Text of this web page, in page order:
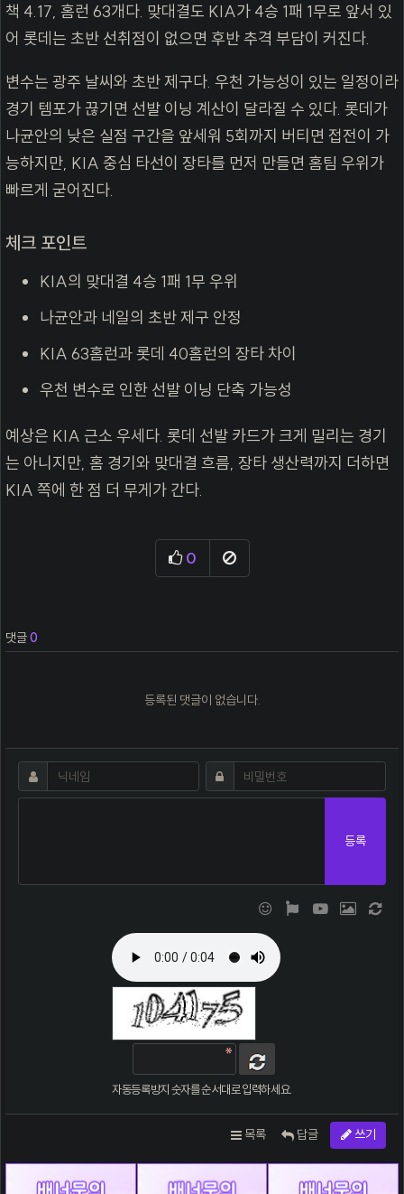
책 4.17, 홈런 63개다. 맞대결도 KIA가 4승 1패 1무로 앞서 있
어 롯데는 초반 선취점이 없으면 후반 추격 부담이 커진다.
변수는 광주 날씨와 초반 제구다. 우천 가능성이 있는 일정이라
경기 템포가 끊기면 선발 이닝 계산이 달라질 수 있다. 롯데가
나균안의 낮은 실점 구간을 앞세워 5회까지 버티면 접전이 가
능하지만, KIA 중심 타선이 장타를 먼저 만들면 홈팀 우위가
빠르게 굳어진다.
체크 포인트
KIA의 맞대결 4승 1패 1무 우위
나균안과 네일의 초반 제구 안정
KIA 63홈런과 롯데 40홈런의 장타 차이
우천 변수로 인한 선발 이닝 단축 가능성
예상은 KIA 근소 우세다. 롯데 선발 카드가 크게 밀리는 경기
는 아니지만, 홈 경기와 맞대결 흐름, 장타 생산력까지 더하면
KIA 쪽에 한 점 더 무게가 간다.
0추천 신고
댓글0
등록된 댓글이 없습니다.
댓글쓰기
닉네임 필수 비밀번호필수
등록
자동등록방지 숫자를 순서대로 입력하세요.
목록 답글 쓰기